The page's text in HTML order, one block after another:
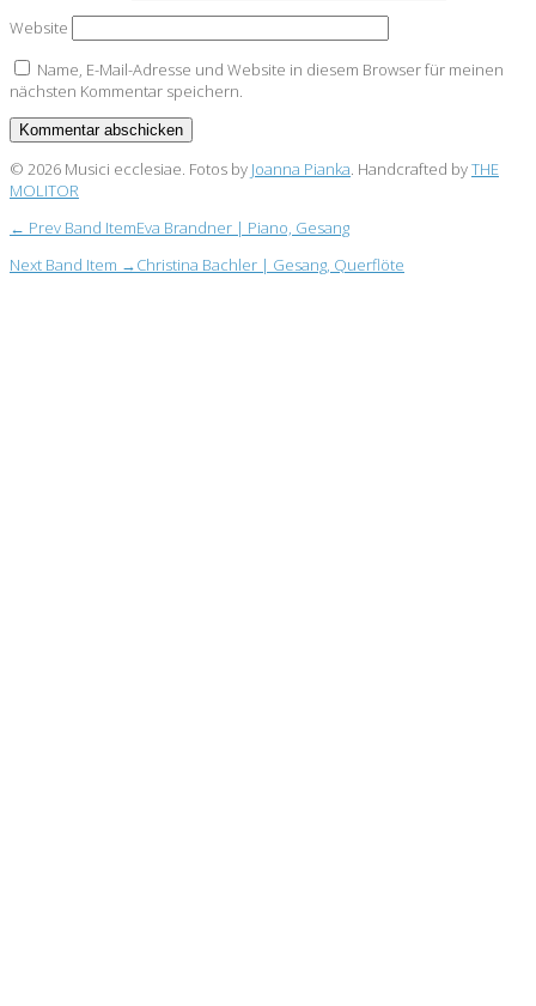
Website
Name, E-Mail-Adresse und Website in diesem Browser für meinen
nächsten Kommentar speichern.
© 2026 Musici ecclesiae. Fotos by Joanna Pianka. Handcrafted byTHE
MOLITOR
← Prev Band ItemEva Brandner | Piano, Gesang
Next Band Item →Christina Bachler | Gesang, Querflöte